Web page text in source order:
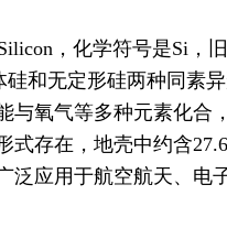
，化学符号是Si，
和无定形硅两种同素
与氧气等多种元素化
式存在，地壳中约含
泛应用于航空航天、电